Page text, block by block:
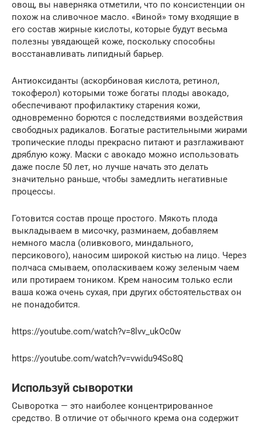
овощ, вы наверняка отметили, что по консистенции он
похож на сливочное масло. «Виной» тому входящие в
его состав жирные кислоты, которые будут весьма
полезны увядающей коже, поскольку способны
восстанавливать липидный барьер.
Антиоксиданты (аскорбиновая кислота, ретинол,
токоферол) которыми тоже богаты плоды авокадо,
обеспечивают профилактику старения кожи,
одновременно борются с последствиями воздействия
свободных радикалов. Богатые растительными жирами
тропические плоды прекрасно питают и разглаживают
дряблую кожу. Маски с авокадо можно использовать
даже после 50 лет, но лучше начать это делать
значительно раньше, чтобы замедлить негативные
процессы.
Готовится состав проще простого. Мякоть плода
выкладываем в мисочку, разминаем, добавляем
немного масла (оливкового, миндального,
персикового), наносим широкой кистью на лицо. Через
полчаса смываем, ополаскиваем кожу зеленым чаем
или протираем тоником. Крем наносим только если
ваша кожа очень сухая, при других обстоятельствах он
не понадобится.
https://youtube.com/watch?v=8lvv_ukOc0w
https://youtube.com/watch?v=vwidu94So8Q
Используй сыворотки
Сыворотка — это наиболее концентрированное
средство. В отличие от обычного крема она содержит